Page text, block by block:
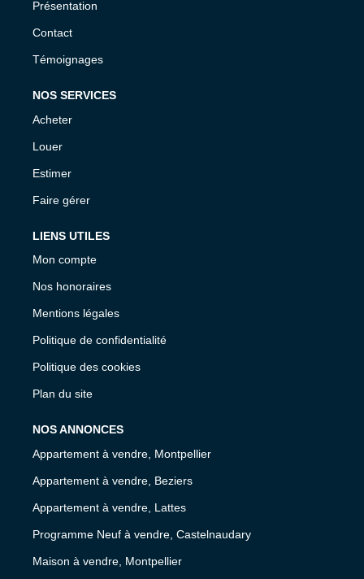
Présentation
Contact
Témoignages
NOS SERVICES
Acheter
Louer
Estimer
Faire gérer
LIENS UTILES
Mon compte
Nos honoraires
Mentions légales
Politique de confidentialité
Politique des cookies
Plan du site
NOS ANNONCES
Appartement à vendre, Montpellier
Appartement à vendre, Beziers
Appartement à vendre, Lattes
Programme Neuf à vendre, Castelnaudary
Maison à vendre, Montpellier